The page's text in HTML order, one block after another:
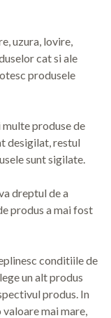
uzura, lovire,
cat si ale
produsele
produse de
desigilat, restul
sunt sigilate.
dreptul de a
produs a mai fost
conditiile de
un alt produs
produs. In
mai mare,